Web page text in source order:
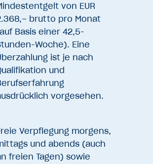
von EUR
brutto pro Monat
Basis einer 42,5-
Woche). Eine
ist je nach
und
vorgesehen.
Verpflegung morgens,
und abends (auch
freien Tagen) sowie